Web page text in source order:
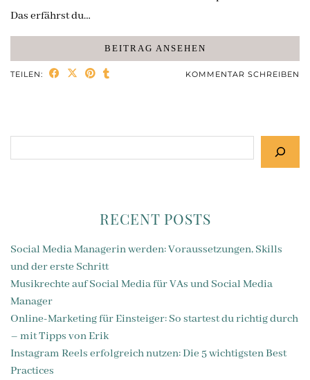
Das erfährst du…
BEITRAG ANSEHEN
TEILEN: KOMMENTAR SCHREIBEN
RECENT POSTS
Social Media Managerin werden: Voraussetzungen, Skills
und der erste Schritt
Musikrechte auf Social Media für VAs und Social Media
Manager
Online-Marketing für Einsteiger: So startest du richtig durch
– mit Tipps von Erik
Instagram Reels erfolgreich nutzen: Die 5 wichtigsten Best
Practices